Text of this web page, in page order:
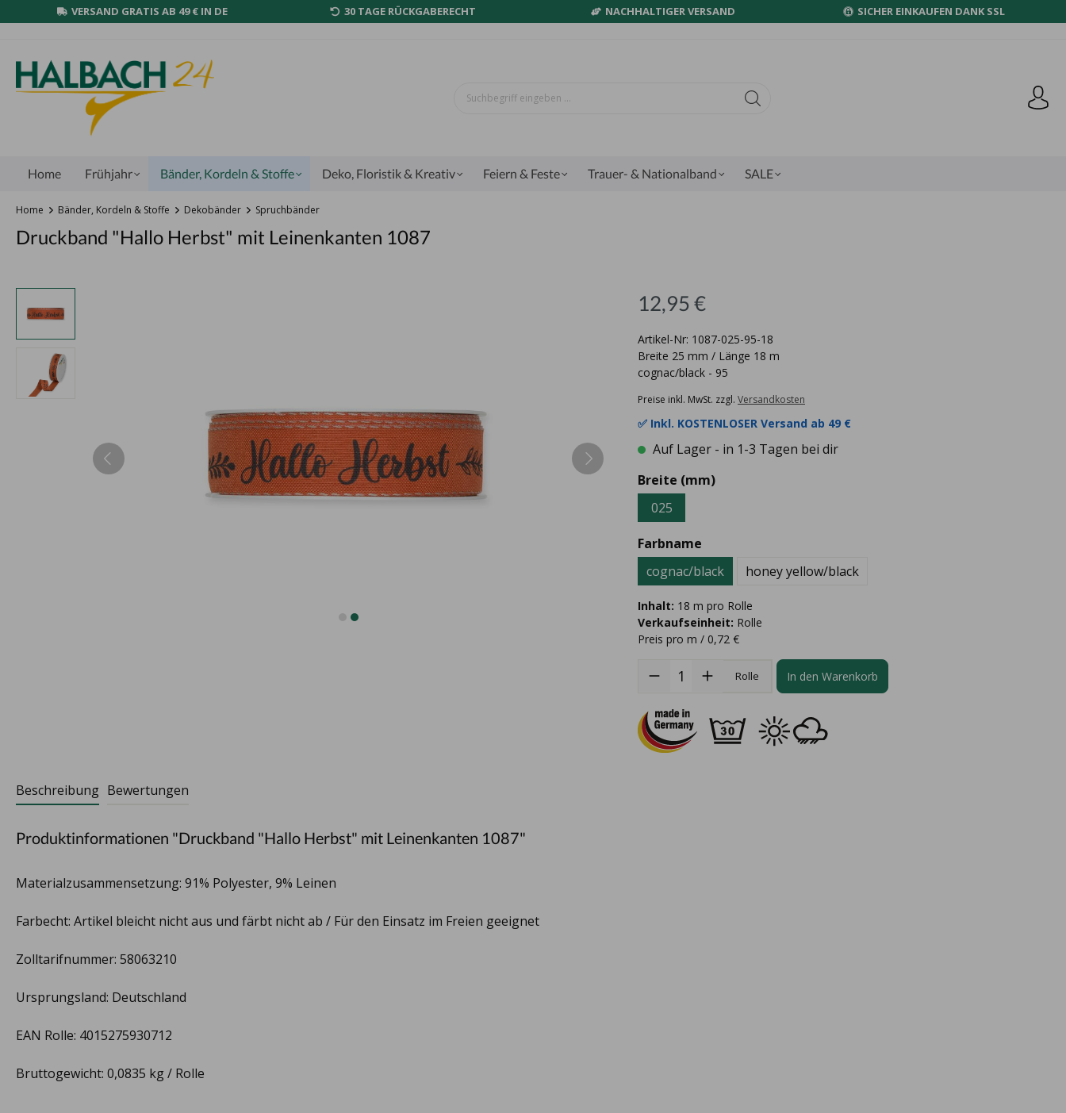
VERSAND GRATIS AB 49 € IN DE 30 TAGE RÜCKGABERECHT NACHHALTIGER VERSAND SICHER EINKAUFEN DANK SSL
Home Frühjahr Bänder, Kordeln & Stoffe Deko, Floristik & Kreativ Feiern & Feste Trauer- & Nationalband SALE
Home Bänder, Kordeln & Stoffe Dekobänder Spruchbänder
Druckband "Hallo Herbst" mit Leinenkanten 1087
12,95 €
Artikel-Nr: 1087-025-95-18
Breite 25 mm / Länge 18 m
cognac/black - 95
Preise inkl. MwSt. zzgl. Versandkosten
✅ Inkl. KOSTENLOSER Versand ab 49 €
Auf Lager - in 1-3 Tagen bei dir
Breite (mm)
025
Farbname
cognac/black
honey yellow/black
Inhalt: 18 m pro Rolle
Verkaufseinheit: Rolle
Preis pro m / 0,72 €
Rolle In den Warenkorb
Beschreibung Bewertungen
Produktinformationen "Druckband "Hallo Herbst" mit Leinenkanten 1087"
Materialzusammensetzung: 91% Polyester, 9% Leinen
Farbecht: Artikel bleicht nicht aus und färbt nicht ab / Für den Einsatz im Freien geeignet
Zolltarifnummer: 58063210
Ursprungsland: Deutschland
EAN Rolle: 4015275930712
Bruttogewicht: 0,0835 kg / Rolle